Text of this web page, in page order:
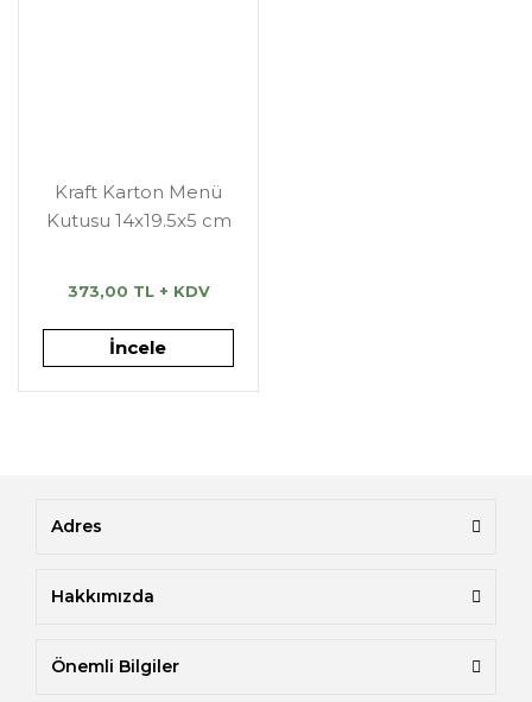
Kraft Karton Menü
Kutusu 14x19.5x5 cm
373,00 TL + KDV
İncele
Adres
Hakkımızda
Önemli Bilgiler